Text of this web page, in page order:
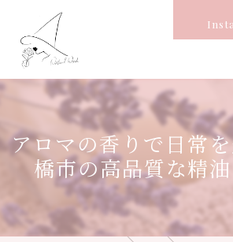
アロマの香りで日常
橋市の高品質な精